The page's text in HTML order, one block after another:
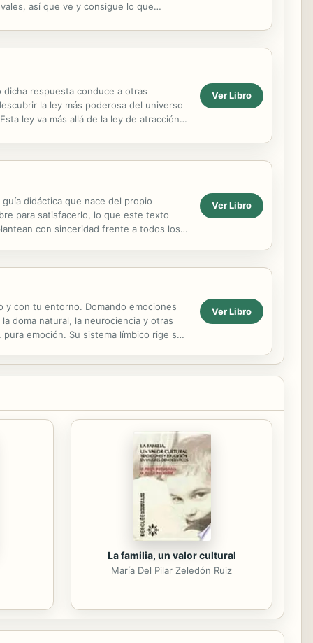
así que ve y consigue lo que
dicha respuesta conduce a otras
la ley más poderosa del universo
ley va más allá de la ley de atracción,
Ver Libro
didáctica que nace del propio
para satisfacerlo, lo que este texto
con sinceridad frente a todos los
Ver Libro
y con tu entorno. Domando emociones
doma natural, la neurociencia y otras
emoción. Su sistema límbico rige su
Ver Libro
La familia, un valor cultural
María Del Pilar Zeledón Ruiz